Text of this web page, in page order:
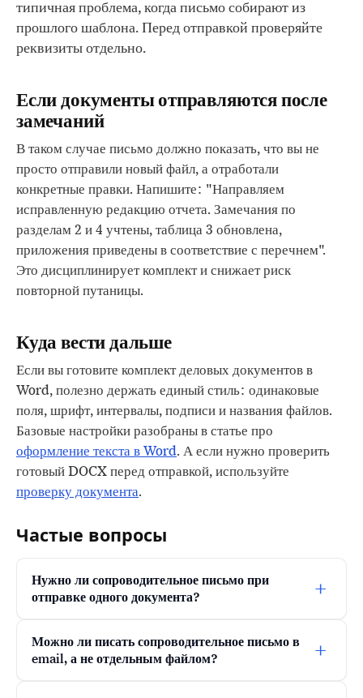
типичная проблема, когда письмо собирают из
прошлого шаблона. Перед отправкой проверяйте
реквизиты отдельно.
Если документы отправляются после
замечаний
В таком случае письмо должно показать, что вы не
просто отправили новый файл, а отработали
конкретные правки. Напишите: "Направляем
исправленную редакцию отчета. Замечания по
разделам 2 и 4 учтены, таблица 3 обновлена,
приложения приведены в соответствие с перечнем".
Это дисциплинирует комплект и снижает риск
повторной путаницы.
Куда вести дальше
Если вы готовите комплект деловых документов в
Word, полезно держать единый стиль: одинаковые
поля, шрифт, интервалы, подписи и названия файлов.
Базовые настройки разобраны в статье про
оформление текста в Word. А если нужно проверить
готовый DOCX перед отправкой, используйте
проверку документа.
Частые вопросы
Нужно ли сопроводительное письмо при
отправке одного документа?
+
Можно ли писать сопроводительное письмо в
email, а не отдельным файлом?
+